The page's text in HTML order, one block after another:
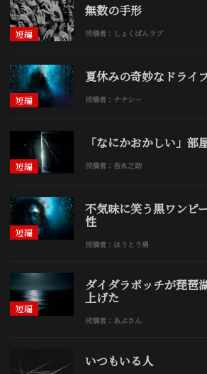
短編
無数の手形
投稿者：しょくぱんラブ
短編
夏休みの奇妙なドライ
投稿者：ナナシー
短編
「なにかおかしい」部
投稿者：吉永之助
短編
不気味に笑う黒ワンピ
性
投稿者：ほうとう男
短編
ダイダラボッチが琵琶
上げた
投稿者：あぶさん
いつもいる人